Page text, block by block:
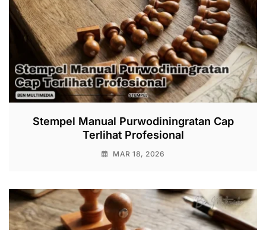
Stempel Manual Purwodiningratan Cap
Terlihat Profesional
MAR 18, 2026